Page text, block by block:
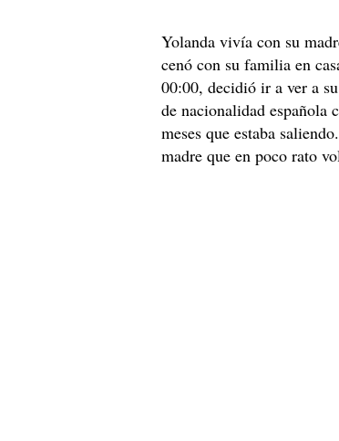
Yolanda vivía con su
cenó con su familia en
00:00, decidió ir a ver a
de nacionalidad española
meses que estaba
madre que en poco rato